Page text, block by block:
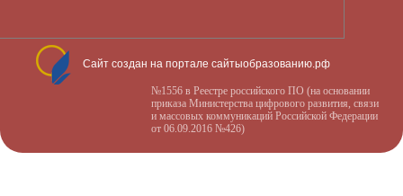
Сайт создан на портале сайтыобразованию.рф
№1556 в Реестре российского ПО (на основании
приказа Министерства цифрового развития, связи
и массовых коммуникаций Российской Федерации
от 06.09.2016 №426)